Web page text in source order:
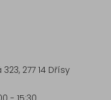
277 14 Dřísy